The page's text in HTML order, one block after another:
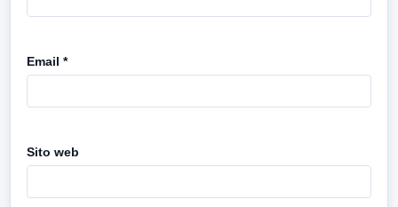
Email *
Sito web